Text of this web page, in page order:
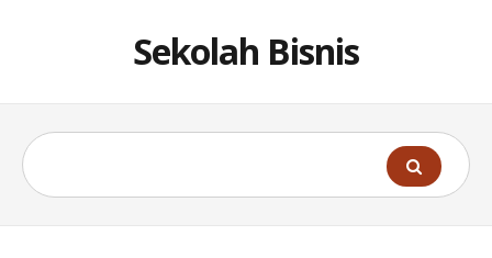
Sekolah Bisnis